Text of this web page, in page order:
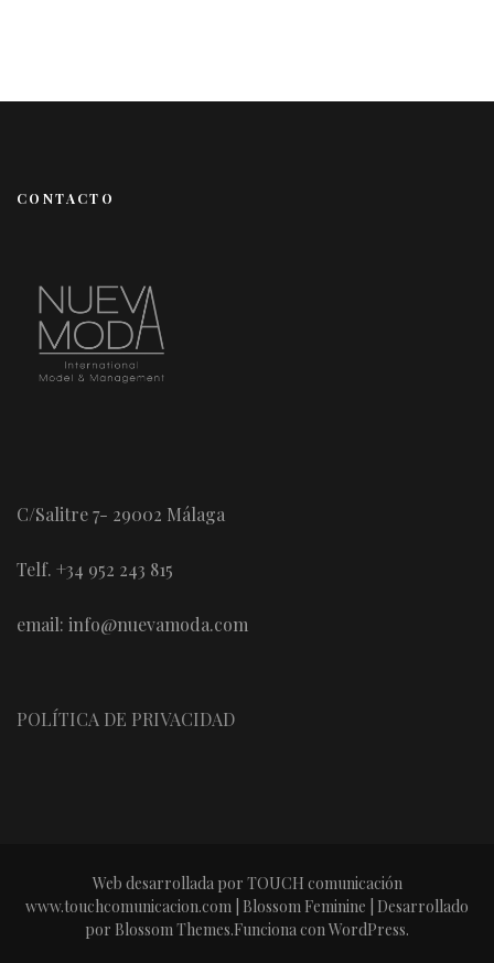
CONTACTO
C/Salitre 7- 29002 Málaga
Telf. +34 952 243 815
email: info@nuevamoda.com
POLÍTICA DE PRIVACIDAD
Web desarrollada por TOUCH comunicación
www.touchcomunicacion.com | Blossom Feminine | Desarrollado
por Blossom Themes.Funciona con WordPress.